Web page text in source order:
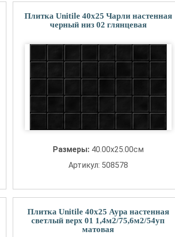
Плитка Unitile 40x25 Чарли настенная
черный низ 02 глянцевая
Размеры: 40.00x25.00см
Артикул: 508578
Плитка Unitile 40x25 Аура настенная
светлый верх 01 1,4м2/75,6м2/54уп
матовая